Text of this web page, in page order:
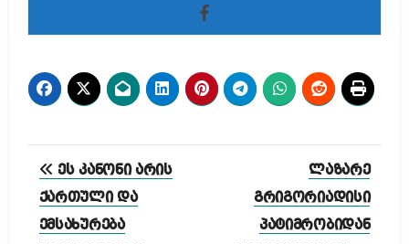
პოსტის
ნავიგაცია
ეს კანონი არის
ქართული და
ემსახურება
ლაზარე
გრიგორიადისი
პატიმრობიდან